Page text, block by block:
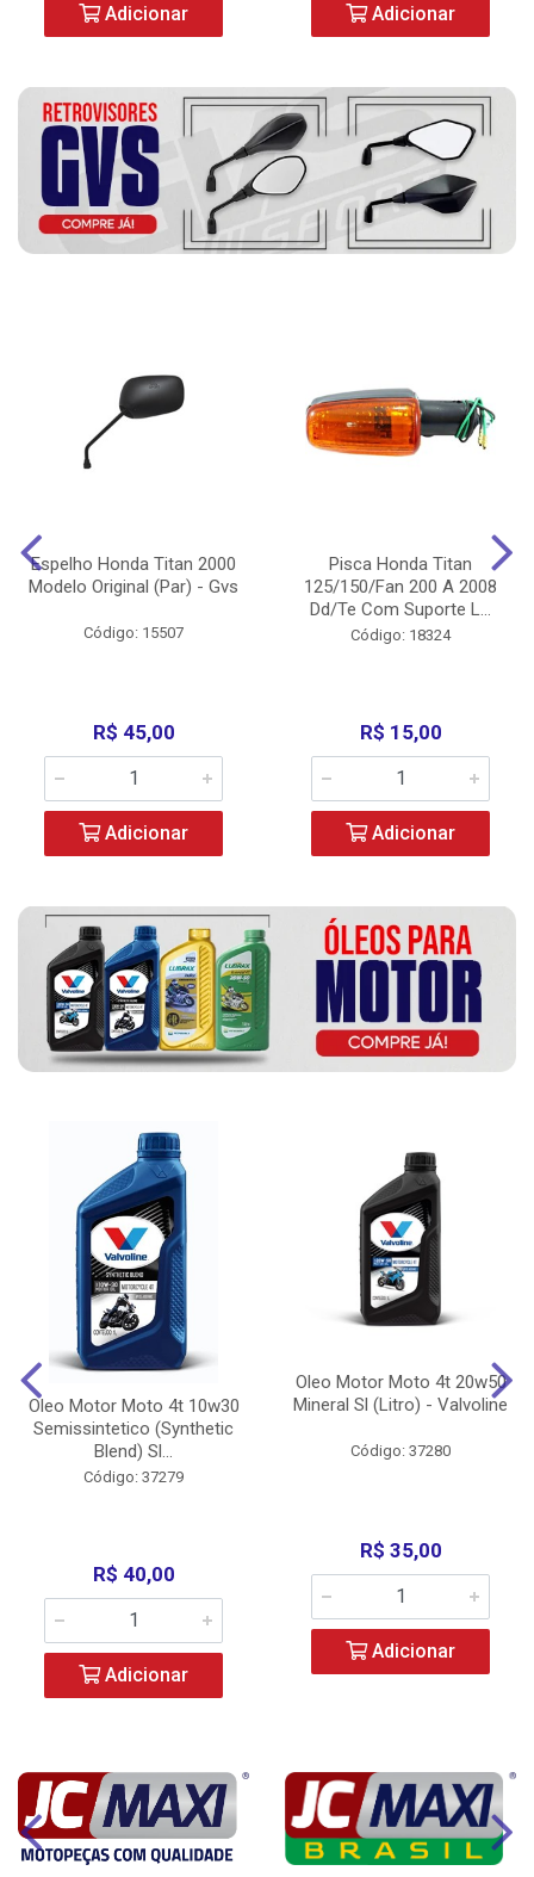
Adicionar Adicionar
Espelho Honda Titan 2000
Modelo Original (Par) - Gvs
Código: 15507
R$ 45,00
Adicionar
Pisca Honda Titan
125/150/Fan 200 A 2008
Dd/Te Com Suporte L...
Código: 18324
R$ 15,00
Adicionar
Oleo Motor Moto 4t 10w30
Semissintetico (Synthetic
Blend) Sl...
Código: 37279
R$ 40,00
Adicionar
Oleo Motor Moto 4t 20w50
Mineral Sl (Litro) - Valvoline
Código: 37280
R$ 35,00
Adicionar